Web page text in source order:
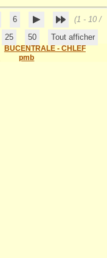
6
(1 - 10 /
25 50 Tout afficher
BUCENTRALE - CHLEF
pmb